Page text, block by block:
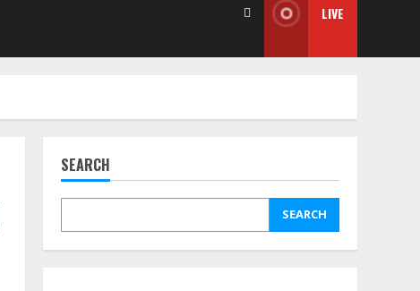
LIVE
SEARCH
SEARCH